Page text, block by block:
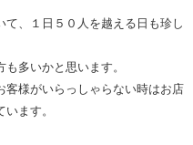
、１日５０人を越える日も珍し
多いかと思います。
様がいらっしゃらない時はお店
ます。